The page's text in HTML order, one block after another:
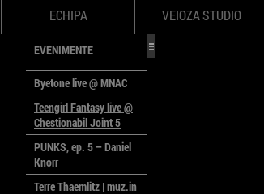
ECHIPA VEIOZA STUDIO
EVENIMENTE
Byetone live @ MNAC
Teengirl Fantasy live @
Chestionabil Joint 5
PUNKS, ep. 5 – Daniel
Knorr
Terre Thaemlitz | muz.in